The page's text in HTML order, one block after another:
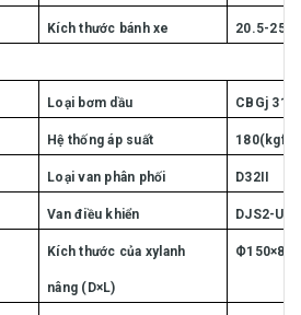
Kích thước bánh xe 20.5-25-
Loại bơm dầu CBGj
Hệ thống áp suất 180(kgf/
Loại van phân phối D32II
Van điều khiển DJS2-UX/
Kích thước của xylanh
nâng (D×L)